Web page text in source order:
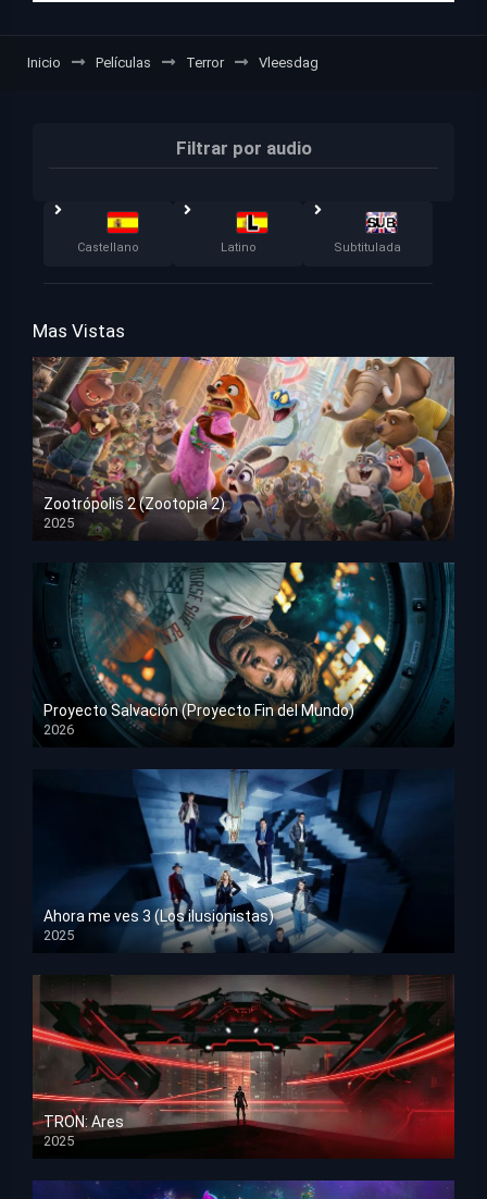
Inicio Películas Terror Vleesdag
Filtrar por audio
Castellano Latino Subtitulada
Mas Vistas
Zootrópolis 2 (Zootopia 2)
2025
HD 1080p
Proyecto Salvación (Proyecto Fin del Mundo)
2026
HD 1080p
Ahora me ves 3 (Los ilusionistas)
2025
HD 1080p
TRON: Ares
2025
HD 1080p